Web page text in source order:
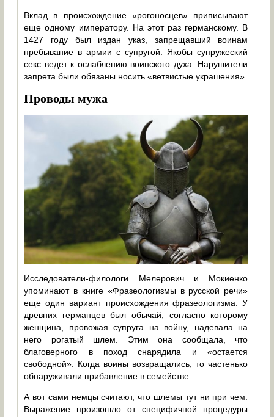
Вклад в происхождение «рогоносцев» приписывают
еще одному императору. На этот раз германскому. В
1427 году был издан указ, запрещавший воинам
пребывание в армии с супругой. Якобы супружеский
секс ведет к ослаблению воинского духа. Нарушители
запрета были обязаны носить «ветвистые украшения».
Проводы мужа
Исследователи-филологи Мелерович и Мокиенко
упоминают в книге «Фразеологизмы в русской речи»
еще один вариант происхождения фразеологизма. У
древних германцев был обычай, согласно которому
женщина, провожая супруга на войну, надевала на
него рогатый шлем. Этим она сообщала, что
благоверного в поход снарядила и «остается
свободной». Когда воины возвращались, то частенько
обнаруживали прибавление в семействе.
А вот сами немцы считают, что шлемы тут ни при чем.
Выражение произошло от специфичной процедуры